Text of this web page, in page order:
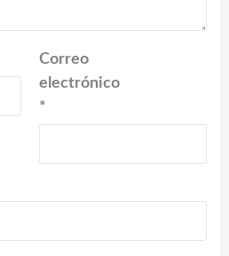
Correo
electrónico
*